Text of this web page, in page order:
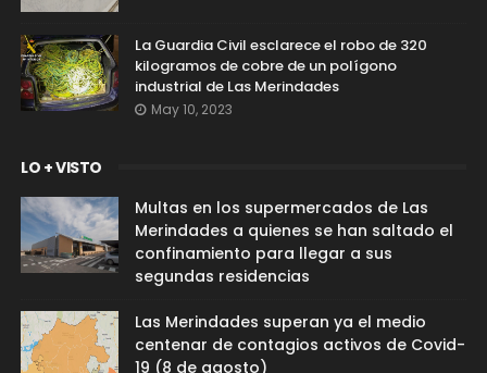
La Guardia Civil esclarece el robo de 320
kilogramos de cobre de un polígono
industrial de Las Merindades
May 10, 2023
LO + VISTO
Multas en los supermercados de Las
Merindades a quienes se han saltado el
confinamiento para llegar a sus
segundas residencias
Las Merindades superan ya el medio
centenar de contagios activos de Covid-
19 (8 de agosto)